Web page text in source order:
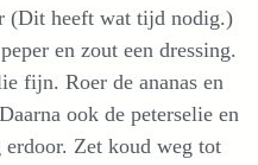
(Dit heeft wat tijd nodig.)
en zout een dressing.
fijn. Roer de ananas en
ook de peterselie en
Zet koud weg tot